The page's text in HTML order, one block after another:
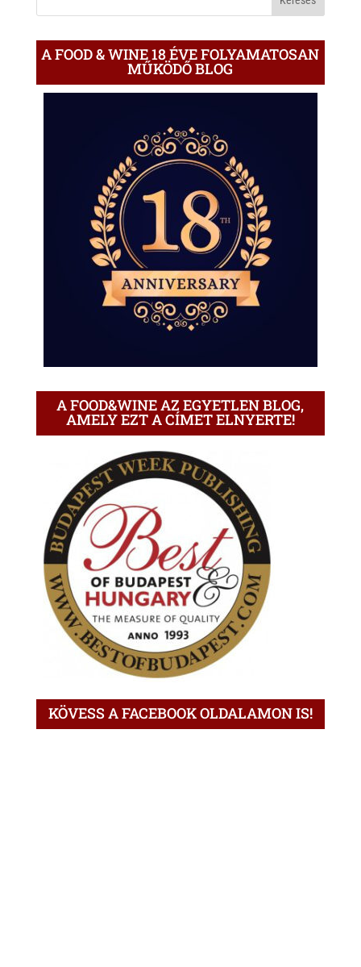
A FOOD & WINE 18 ÉVE FOLYAMATOSAN
MŰKÖDŐ BLOG
A FOOD&WINE AZ EGYETLEN BLOG,
AMELY EZT A CÍMET ELNYERTE!
KÖVESS A FACEBOOK OLDALAMON IS!